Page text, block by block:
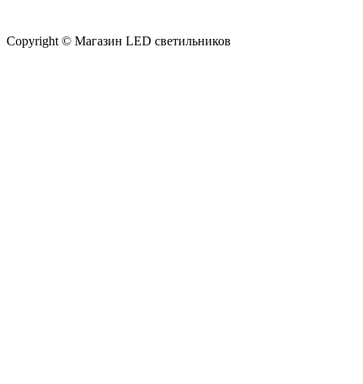
Copyright © Магазин LED светильников